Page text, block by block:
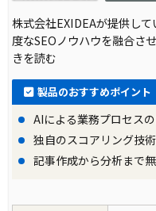
株式会社EXIDEAが提供し
度なSEOノウハウを融合さ
きを読む
製品のおすすめポイント
AIによる業務プロセス
独自のスコアリング技
記事作成から分析まで